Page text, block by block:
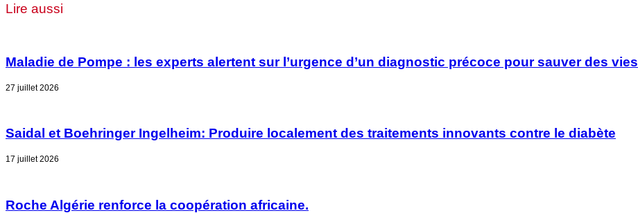
Lire aussi
Maladie de Pompe : les experts alertent sur l’urgence d’un diagnostic précoce pour sauver des vies
27 juillet 2026
Saidal et Boehringer Ingelheim: Produire localement des traitements innovants contre le diabète
17 juillet 2026
Roche Algérie renforce la coopération africaine.